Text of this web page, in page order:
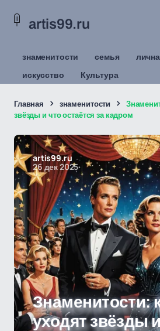
artis99.ru
знаменитости семья
искусство
Культура
Главная знаменитости
звёзды и что остаётся за кадром
artis99.ru
26 дек 2025
Знаменитости:
уходят звёзды